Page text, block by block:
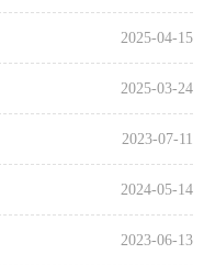
2025-04-15
2025-03-24
2023-07-11
2024-05-14
2023-06-13